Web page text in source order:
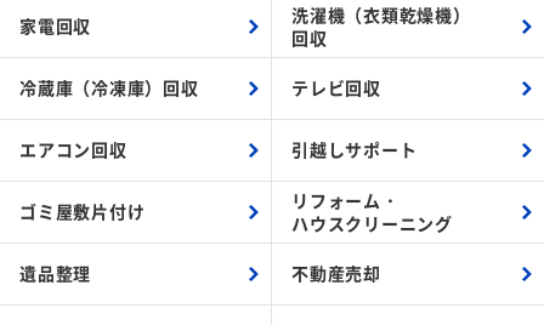
家電回収
洗濯機（衣類乾燥機）
回収
冷蔵庫（冷凍庫）回収 テレビ回収
エアコン回収 引越しサポート
ゴミ屋敷片付け
リフォーム・
ハウスクリーニング
遺品整理 不動産売却